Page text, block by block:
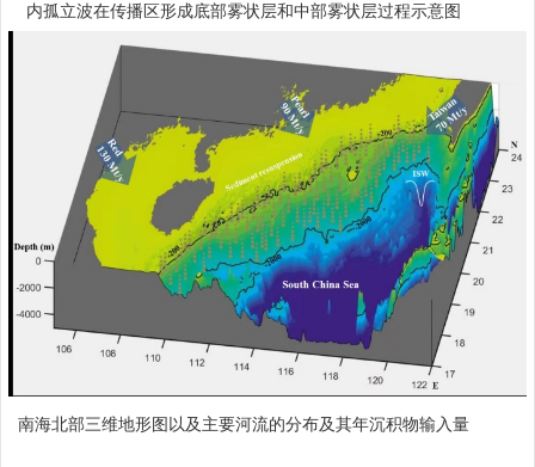
内孤立波在传播区形成底部雾状层和中部雾状层过程示意图
南海北部三维地形图以及主要河流的分布及其年沉积物输入量